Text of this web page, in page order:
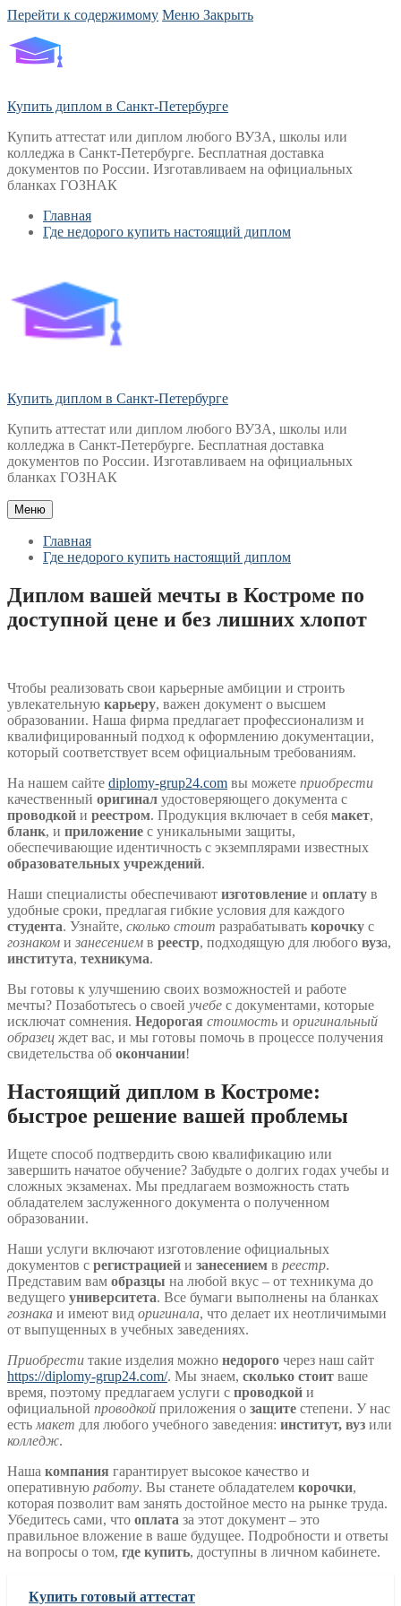
Перейти к содержимому Меню Закрыть
Купить диплом в Санкт-Петербурге
Купить аттестат или диплом любого ВУЗА, школы или
колледжа в Санкт-Петербурге. Бесплатная доставка
документов по России. Изготавливаем на официальных
бланках ГОЗНАК
Главная
Где недорого купить настоящий диплом
Купить диплом в Санкт-Петербурге
Купить аттестат или диплом любого ВУЗА, школы или
колледжа в Санкт-Петербурге. Бесплатная доставка
документов по России. Изготавливаем на официальных
бланках ГОЗНАК
Меню
Главная
Где недорого купить настоящий диплом
Диплом вашей мечты в Костроме по
доступной цене и без лишних хлопот
Чтобы реализовать свои карьерные амбиции и строить
увлекательную карьеру, важен документ о высшем
образовании. Наша фирма предлагает профессионализм и
квалифицированный подход к оформлению документации,
который соответствует всем официальным требованиям.
На нашем сайте diplomy-grup24.com вы можете приобрести
качественный оригинал удостоверяющего документа с
проводкой и реестром. Продукция включает в себя макет,
бланк, и приложение с уникальными защиты,
обеспечивающие идентичность с экземплярами известных
образовательных учреждений.
Наши специалисты обеспечивают изготовление и оплату в
удобные сроки, предлагая гибкие условия для каждого
студента. Узнайте, сколько стоит разрабатывать корочку с
гознаком и занесением в реестр, подходящую для любого вуза,
института, техникума.
Вы готовы к улучшению своих возможностей и работе
мечты? Позаботьтесь о своей учебе с документами, которые
исключат сомнения. Недорогая стоимость и оригинальный
образец ждет вас, и мы готовы помочь в процессе получения
свидетельства об окончании!
Настоящий диплом в Костроме:
быстрое решение вашей проблемы
Ищете способ подтвердить свою квалификацию или
завершить начатое обучение? Забудьте о долгих годах учебы и
сложных экзаменах. Мы предлагаем возможность стать
обладателем заслуженного документа о полученном
образовании.
Наши услуги включают изготовление официальных
документов с регистрацией и занесением в реестр.
Представим вам образцы на любой вкус – от техникума до
ведущего университета. Все бумаги выполнены на бланках
гознака и имеют вид оригинала, что делает их неотличимыми
от выпущенных в учебных заведениях.
Приобрести такие изделия можно недорого через наш сайт
https://diplomy-grup24.com/. Мы знаем, сколько стоит ваше
время, поэтому предлагаем услуги с проводкой и
официальной проводкой приложения о защите степени. У нас
есть макет для любого учебного заведения: институт, вуз или
колледж.
Наша компания гарантирует высокое качество и
оперативную работу. Вы станете обладателем корочки,
которая позволит вам занять достойное место на рынке труда.
Убедитесь сами, что оплата за этот документ – это
правильное вложение в ваше будущее. Подробности и ответы
на вопросы о том, где купить, доступны в личном кабинете.
Купить готовый аттестат